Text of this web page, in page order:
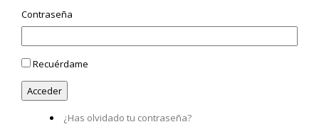
Contraseña
Recuérdame
¿Has olvidado tu contraseña?